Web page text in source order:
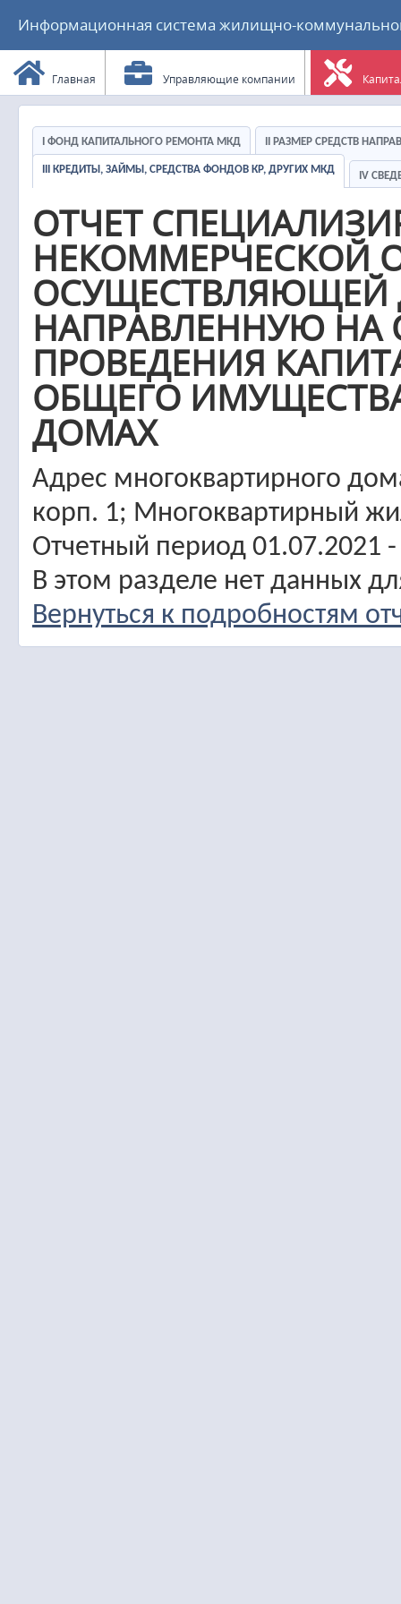
Информационная система жилищно-
Главная Управляющие компании
I ФОНД КАПИТАЛЬНОГО РЕМОНТА МКД II РАЗМЕР СРЕДСТВ
III КРЕДИТЫ, ЗАЙМЫ, СРЕДСТВА ФОНДОВ КР, ДРУГИХ МКД
IV
ОТЧЕТ
НЕКОММЕРЧЕСКОЙ
ОСУЩЕСТВЛЯЮЩЕЙ
НАПРАВЛЕННУЮ НА
ПРОВЕДЕНИЯ
ОБЩЕГО
ДОМАХ
Адрес многоквартирного
корп. 1; Многоквартирный
Отчетный период 01.07.2021
В этом разделе нет данных
Вернуться к подробностям